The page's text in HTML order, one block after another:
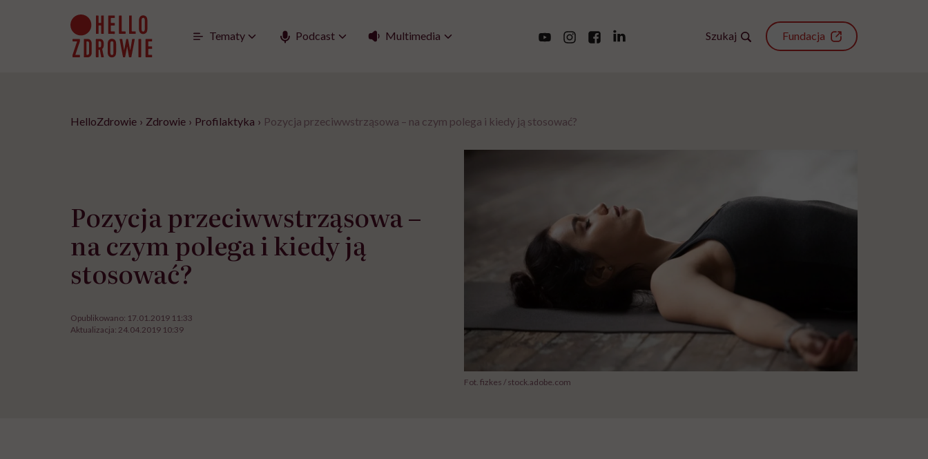
Tematy Podcast Multimedia Szukaj Fundacja
HelloZdrowie › Zdrowie › Profilaktyka › Pozycja przeciwwstrząsowa – na czym polega i kiedy ją stosować?
Pozycja przeciwwstrząsowa –
na czym polega i kiedy ją
stosować?
Opublikowano: 17.01.2019 11:33
Aktualizacja: 24.04.2019 10:39
Fot. fizkes / stock.adobe.com